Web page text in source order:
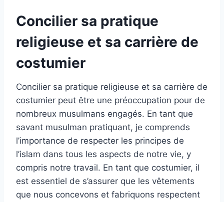
Concilier sa pratique
religieuse et sa carrière de
costumier
Concilier sa pratique religieuse et sa carrière de
costumier peut être une préoccupation pour de
nombreux musulmans engagés. En tant que
savant musulman pratiquant, je comprends
l’importance de respecter les principes de
l’islam dans tous les aspects de notre vie, y
compris notre travail. En tant que costumier, il
est essentiel de s’assurer que les vêtements
que nous concevons et fabriquons respectent